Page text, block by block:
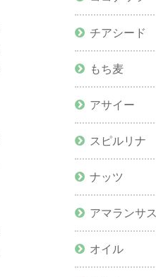
チアシード
もち麦
アサイー
スピルリナ
ナッツ
アマランサス
オイル